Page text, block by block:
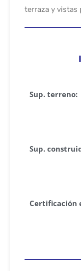
terraza y vistas
Sup. terreno:
Sup.
Certificación